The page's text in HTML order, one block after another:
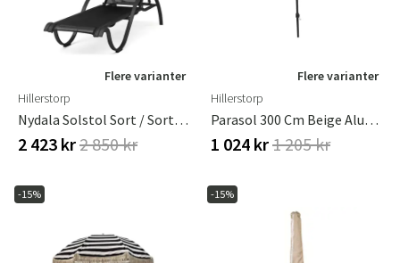
Flere varianter
Hillerstorp
Nydala Solstol Sort / Sort Teak
2 423 kr2 850 kr
Flere varianter
Hillerstorp
Parasol 300 Cm Beige Aluminium
1 024 kr1 205 kr
-15% -15%